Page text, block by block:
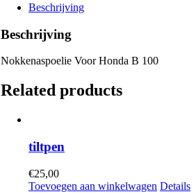
Beschrijving
Beschrijving
Nokkenaspoelie Voor Honda B 100
Related products
tiltpen
€25,00
Toevoegen aan winkelwagen Details